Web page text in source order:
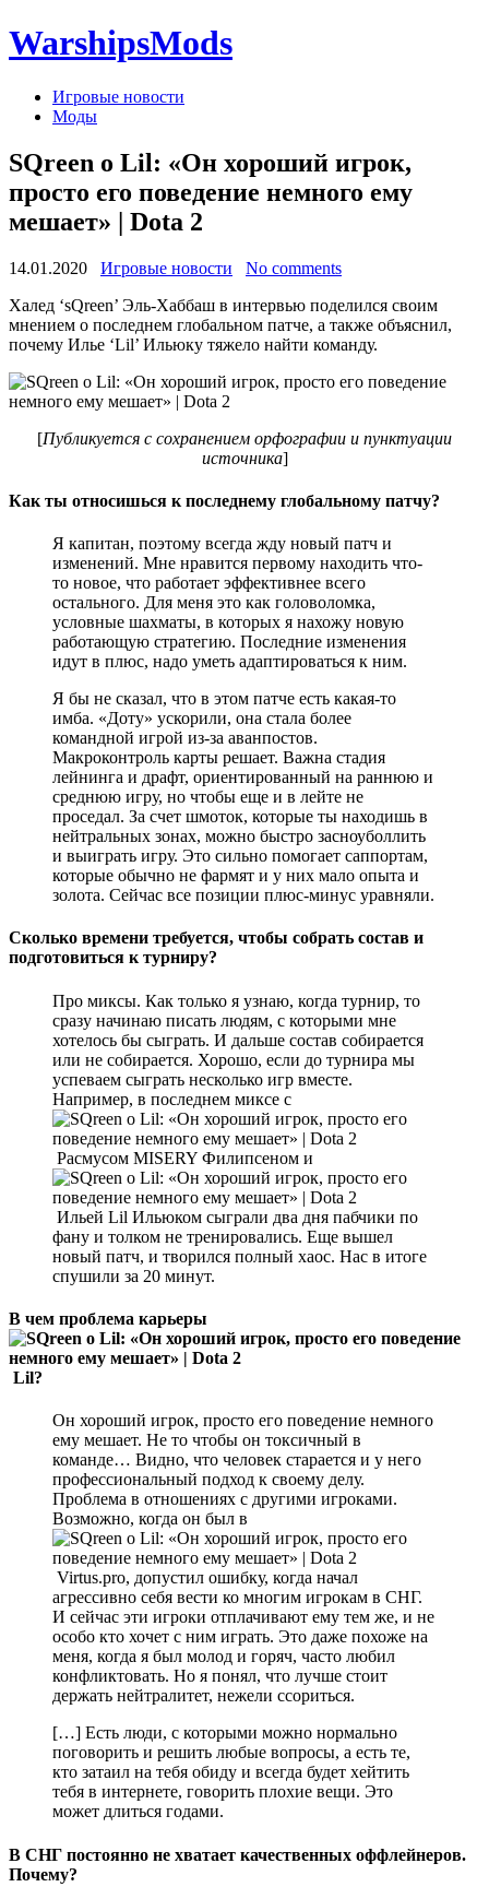
WarshipsMods
Игровые новости
Моды
SQreen о Lil: «Он хороший игрок,
просто его поведение немного ему
мешает» | Dota 2
14.01.2020 Игровые новости
No comments
Халед ‘sQreen’ Эль-Хаббаш в интервью поделился своим
мнением о последнем глобальном патче, а также объяснил,
почему Илье ‘Lil’ Ильюку тяжело найти команду.
[Публикуется с сохранением орфографии и пунктуации
источника]
Как ты относишься к последнему глобальному патчу?
Я капитан, поэтому всегда жду новый патч и
изменений. Мне нравится первому находить что-
то новое, что работает эффективнее всего
остального. Для меня это как головоломка,
условные шахматы, в которых я нахожу новую
работающую стратегию. Последние изменения
идут в плюс, надо уметь адаптироваться к ним.
Я бы не сказал, что в этом патче есть какая-то
имба. «Доту» ускорили, она стала более
командной игрой из-за аванпостов.
Макроконтроль карты решает. Важна стадия
лейнинга и драфт, ориентированный на раннюю и
среднюю игру, но чтобы еще и в лейте не
проседал. За счет шмоток, которые ты находишь в
нейтральных зонах, можно быстро засноуболлить
и выиграть игру. Это сильно помогает саппортам,
которые обычно не фармят и у них мало опыта и
золота. Сейчас все позиции плюс-минус уравняли.
Сколько времени требуется, чтобы собрать состав и
подготовиться к турниру?
Про миксы. Как только я узнаю, когда турнир, то
сразу начинаю писать людям, с которыми мне
хотелось бы сыграть. И дальше состав собирается
или не собирается. Хорошо, если до турнира мы
успеваем сыграть несколько игр вместе.
Например, в последнем миксе с
Расмусом MISERY Филипсеном и
Ильей Lil Ильюком сыграли два дня пабчики по
фану и толком не тренировались. Еще вышел
новый патч, и творился полный хаос. Нас в итоге
спушили за 20 минут.
В чем проблема карьеры
Lil?
Он хороший игрок, просто его поведение немного
ему мешает. Не то чтобы он токсичный в
команде… Видно, что человек старается и у него
профессиональный подход к своему делу.
Проблема в отношениях с другими игроками.
Возможно, когда он был в
Virtus.pro, допустил ошибку, когда начал
агрессивно себя вести ко многим игрокам в СНГ.
И сейчас эти игроки отплачивают ему тем же, и не
особо кто хочет с ним играть. Это даже похоже на
меня, когда я был молод и горяч, часто любил
конфликтовать. Но я понял, что лучше стоит
держать нейтралитет, нежели ссориться.
[…] Есть люди, с которыми можно нормально
поговорить и решить любые вопросы, а есть те,
кто затаил на тебя обиду и всегда будет хейтить
тебя в интернете, говорить плохие вещи. Это
может длиться годами.
В СНГ постоянно не хватает качественных оффлейнеров.
Почему?